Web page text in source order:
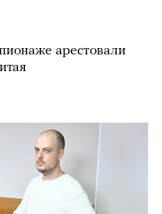
арестовали